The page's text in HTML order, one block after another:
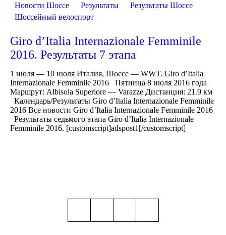
Новости Шоссе
Результаты
Результаты Шоссе
Шоссейный велоспорт
Giro d’Italia Internazionale Femminile
2016. Результаты 7 этапа
1 июля — 10 июля Италия, Шоссе — WWT. Giro d’Italia
Internazionale Femminile 2016 Пятница 8 июля 2016 года
Маршрут: Albisola Superiore — Varazze Дистанция: 21.9 км
Календарь/Результаты Giro d’Italia Internazionale Femminile
2016 Все новости Giro d’Italia Internazionale Femminile 2016
Результаты седьмого этапа Giro d’Italia Internazionale
Femminile 2016. [customscript]adspost1[/customscript]